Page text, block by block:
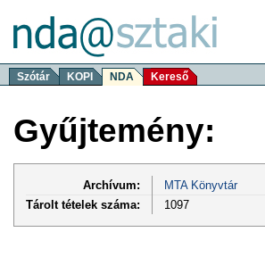
Szótár KOPI NDA Kereső
Gyűjtemény:
Archívum:
MTA Könyvtár
Tárolt tételek száma:
1097